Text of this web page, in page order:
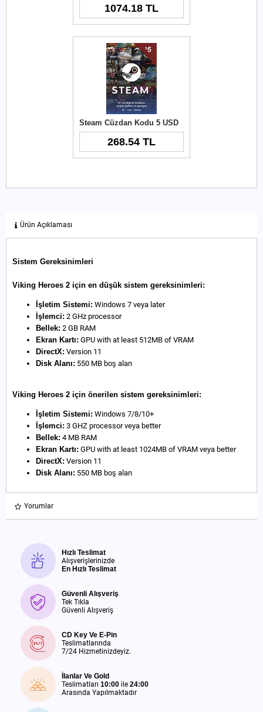
1074.18 TL
Steam Cüzdan Kodu 5 USD
268.54 TL
Ürün Açıklaması
Sistem Gereksinimleri
Viking Heroes 2 için en düşük sistem gereksinimleri:
İşletim Sistemi: Windows 7 veya later
İşlemci: 2 GHz processor
Bellek: 2 GB RAM
Ekran Kartı: GPU with at least 512MB of VRAM
DirectX: Version 11
Disk Alanı: 550 MB boş alan
Viking Heroes 2 için önerilen sistem gereksinimleri:
İşletim Sistemi: Windows 7/8/10+
İşlemci: 3 GHZ processor veya better
Bellek: 4 MB RAM
Ekran Kartı: GPU with at least 1024MB of VRAM veya better
DirectX: Version 11
Disk Alanı: 550 MB boş alan
Yorumlar
Hızlı Teslimat
Alışverişlerinizde
En Hızlı Teslimat
Güvenli Alışveriş
Tek Tıkla
Güvenli Alışveriş
CD Key Ve E-Pin
Teslimatlarında
7/24 Hizmetinizdeyiz.
İlanlar Ve Gold
Teslimatları 10:00 ile 24:00
Arasında Yapılmaktadır